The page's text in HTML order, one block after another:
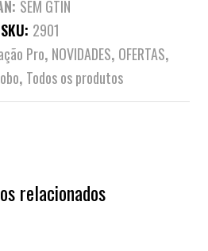
SEM GTIN
SKU: 2901
Pro, NOVIDADES, OFERTAS,
, Todos os produtos
relacionados